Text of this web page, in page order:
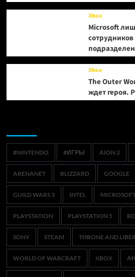
Xbox
Microsoft
Xbox
The Outer
ждет героя.
#NINTENDO #ИГРЫ AION 2
ARENANET BLIZZARD GOOGLE
GUILD WARS 3 INTEL
PLAYSTATION PLAYSTATION 5
SONY STEAM THRONE AND
WORLD OF WARCRAFT XBOX